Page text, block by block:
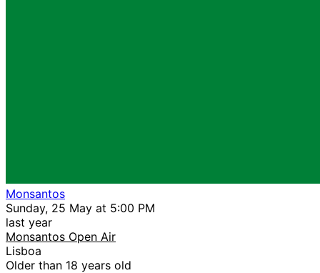
Monsantos
Sunday, 25 May at 5:00 PM
last year
Monsantos Open Air
Lisboa
Older than 18 years old